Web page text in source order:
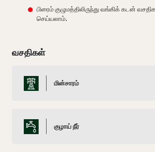
பிரைம் குழுமத்திலிருந்து வங்கிக் கடன்
செய்யலாம்.
வசதிகள்
மின்சாரம்
குழாய் நீர்